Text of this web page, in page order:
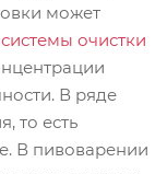
может
системы очистки
В ряде
то есть
В пивоварении